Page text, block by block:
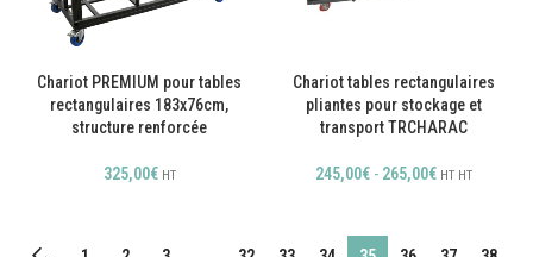
Chariot PREMIUM pour tables
rectangulaires 183x76cm,
structure renforcée
325,00€ HT
Chariot tables rectangulaires
pliantes pour stockage et
transport TRCHARAC
245,00€ - 265,00€ HT HT